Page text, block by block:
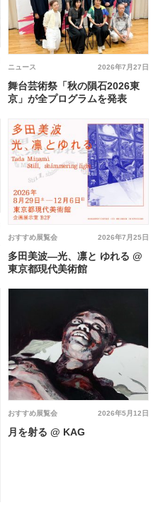
2026年7月27日
ニュース
舞台芸術祭「秋の隕石2026東
京」が全プログラムを発表
2026年7月25日
おすすめ展覧会
多田美波―光、凛と ゆれる @
東京都現代美術館
2026年5月12日
おすすめ展覧会
月を射る @ KAG